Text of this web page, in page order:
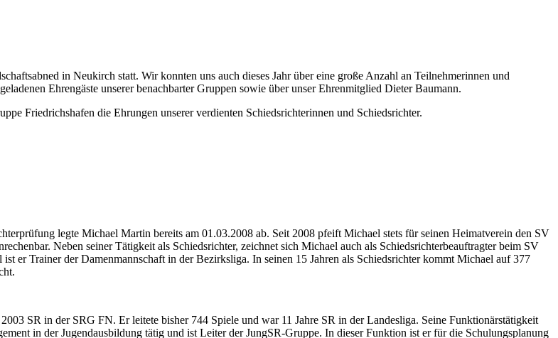
in Neukirch statt. Wir konnten uns auch dieses Jahr über eine große Anzahl an Teilnehmerinnen und
Ehrengäste unserer benachbarter Gruppen sowie über unser Ehrenmitglied Dieter Baumann.
Friedrichshafen die Ehrungen unserer verdienten Schiedsrichterinnen und Schiedsrichter.
legte Michael Martin bereits am 01.03.2008 ab. Seit 2008 pfeift Michael stets für seinen Heimatverein den SV
Neben seiner Tätigkeit als Schiedsrichter, zeichnet sich Michael auch als Schiedsrichterbeauftragter beim SV
er Trainer der Damenmannschaft in der Bezirksliga. In seinen 15 Jahren als Schiedsrichter kommt Michael auf 377
SR in der SRG FN. Er leitete bisher 744 Spiele und war 11 Jahre SR in der Landesliga. Seine Funktionärstätigkeit
in der Jugendausbildung tätig und ist Leiter der JungSR-Gruppe. In dieser Funktion ist er für die Schulungsplanung